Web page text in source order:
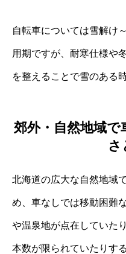
自転車については雪解け
用期ですが、耐寒仕様や
を整えることで雪のある
郊外・自然地域
さ
北海道の広大な自然地域
め、車なしでは移動困難
や温泉地が点在していた
本数が限られていたりす